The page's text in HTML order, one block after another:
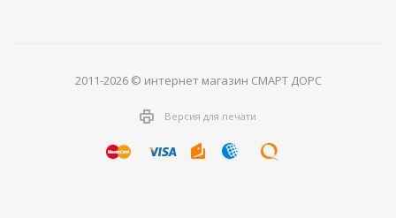
2011-2026 © интернет магазин СМАРТ ДОРС
Версия для печати